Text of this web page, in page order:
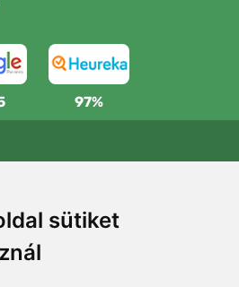
sütiket
97%
összeg felett: 80 EUR
és visszaküldés
belül bármikor visszaküldheti vagy